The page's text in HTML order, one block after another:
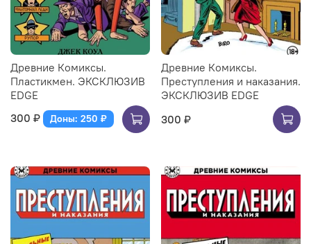
Древние Комиксы.
Пластикмен. ЭКСКЛЮЗИВ
EDGE
300 ₽
Доны: 250 ₽
Древние Комиксы.
Преступления и наказания.
ЭКСКЛЮЗИВ EDGE
300 ₽